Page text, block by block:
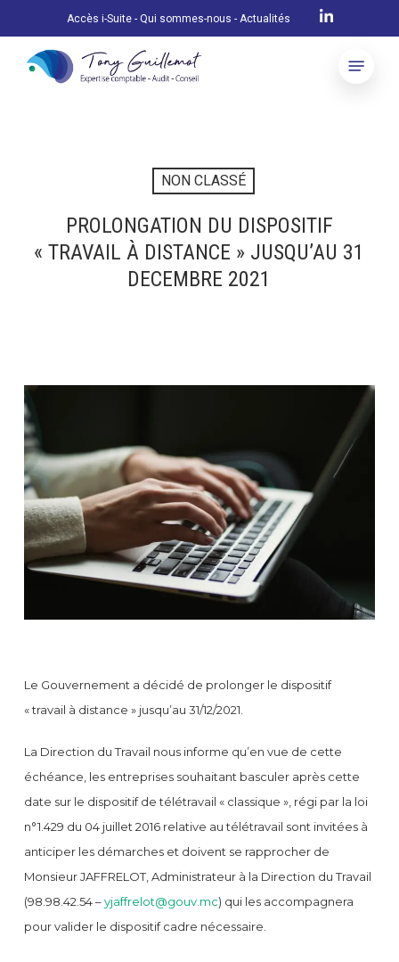
to
main
Accès i-Suite- Qui sommes-nous - Actualités
NON CLASSÉ
PROLONGATION DU DISPOSITIF
« TRAVAIL À DISTANCE » JUSQU’AU 31
DECEMBRE 2021
Le Gouvernement a décidé de prolonger le dispositif
« travail à distance » jusqu’au 31/12/2021.
La Direction du Travail nous informe qu’en vue de cette
échéance, les entreprises souhaitant basculer après cette
date sur le dispositif de télétravail « classique », régi par la loi
n°1.429 du 04 juillet 2016 relative au télétravail sont invitées à
anticiper les démarches et doivent se rapprocher de
Monsieur JAFFRELOT, Administrateur à la Direction du Travail
(98.98.42.54 –yjaffrelot@gouv.mc) qui les accompagnera
pour valider le dispositif cadre nécessaire.